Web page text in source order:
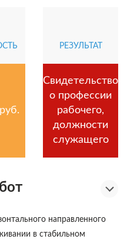
РЕЗУЛЬТАТ
Свидетельство
о профессии
рабочего,
должности
служащего
направленного
в стабильном